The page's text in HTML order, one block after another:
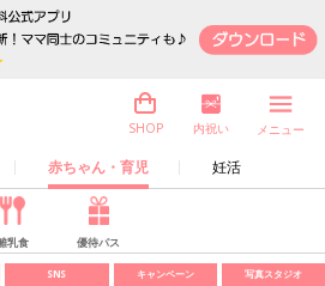
赤ちゃん・育児 妊活
SHOP 内祝い メニュー
乳食 優待パス
SNS キャンペーン 写真スタジオ